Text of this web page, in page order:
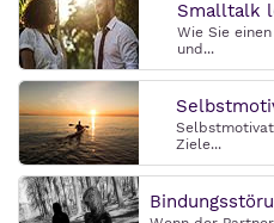
Smalltalk
Wie Sie
und...
Ziele...